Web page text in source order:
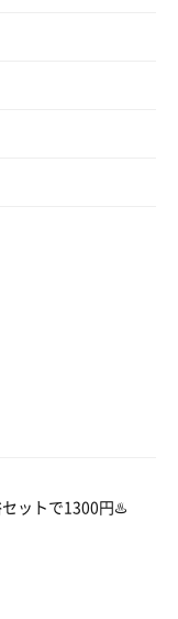
船が多い…。
ただきました✨
待ち合わせ、私は
帰り休止😭
もなく、欣喜湯さん
ットで1300円♨️